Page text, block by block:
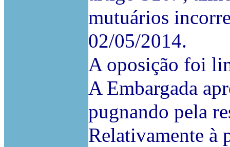
mutuários
02/05/2014.
A oposição foi
A Embargada
pugnando pela
Relativamente à